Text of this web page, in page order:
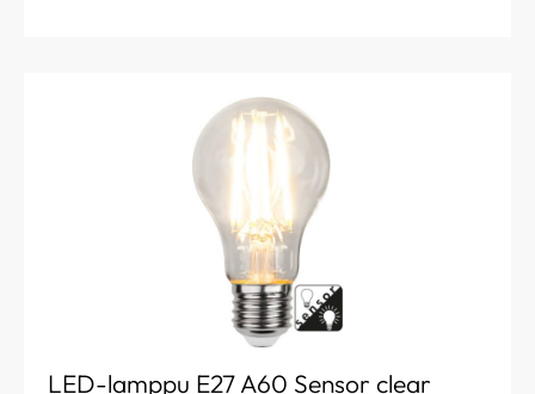
LED-lamppu E27 A60 Sensor clear